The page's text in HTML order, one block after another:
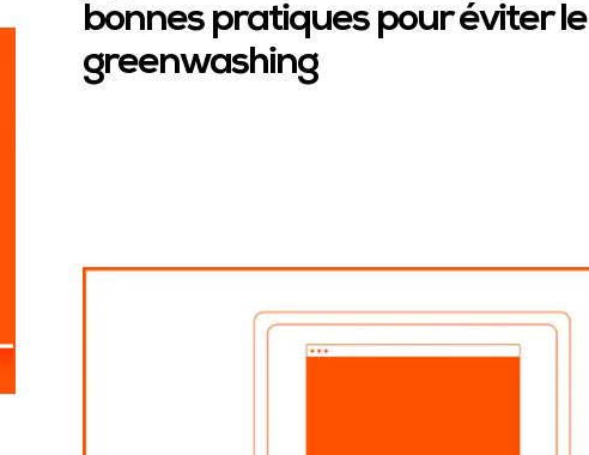
bonnes pratiques pour éviter le
greenwashing